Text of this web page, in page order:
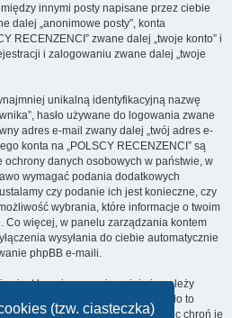
(tzw. ciasteczka)
innymi posty napisane przez ciebie
dalej „anonimowe posty”, konta
RECENZENCI” zwane dalej „twoje konto” i
i zalogowaniu zwane dalej „twoje
unikalną identyfikacyjną nazwę
hasło używane do logowania zwane
adres e-mail zwany dalej „twój adres e-
konta na „POLSCY RECENZENCI” są
danych osobowych w państwie, w
wymagać podania dodatkowych
czy podanie ich jest konieczne, czy
wybrania, które informacje o twoim
Co więcej, w panelu zarządzania kontem
wysyłania do ciebie automatycznie
phpBB e-maili.
jest bezpieczne, niemniej nie należy
witrynach internetowych. Hasło to
na „POLSCY RECENZENCI”, więc chroń je